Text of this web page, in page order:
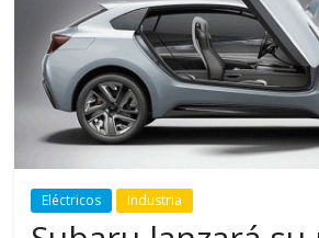
Eléctricos Industria